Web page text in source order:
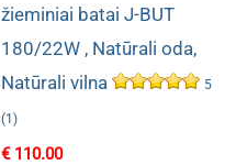
žieminiai batai J-BUT
180/22W , Natūrali oda,
Natūrali vilna
5
(1)
€110.00